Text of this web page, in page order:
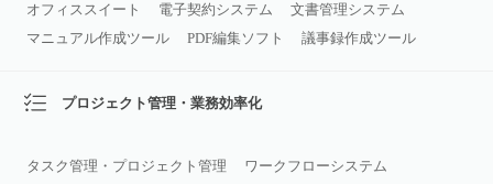
オフィススイート 電子契約システム
文書管理システム
マニュアル作成ツール
PDF編集ソフト 議事録作成ツール
プロジェクト管理・業務効率化
タスク管理・プロジェクト管理
ワークフローシステム